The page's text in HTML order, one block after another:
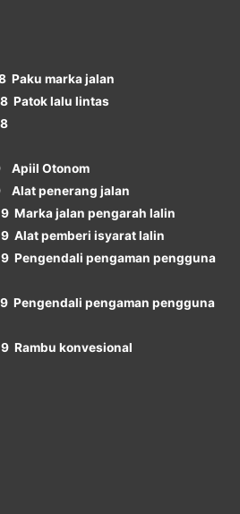
Paku marka jalan
Patok lalu lintas
Apiil Otonom
Alat penerang jalan
Marka jalan pengarah lalin
Alat pemberi isyarat lalin
Pengendali pengaman pengguna
Pengendali pengaman pengguna
Rambu konvesional